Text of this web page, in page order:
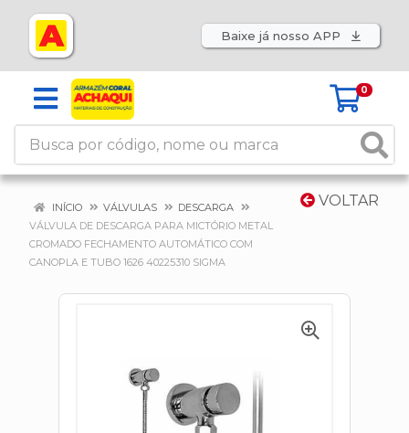
Baixe já nosso APP
0
VOLTAR
INÍCIO VÁLVULAS
DESCARGA
VÁLVULA DE DESCARGA PARA MICTÓRIO METAL
CROMADO FECHAMENTO AUTOMÁTICO COM
CANOPLA E TUBO 1626 40225310 SIGMA